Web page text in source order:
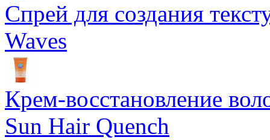
Спрей для создания
Waves
Крем-восстановление
Sun Hair Quench